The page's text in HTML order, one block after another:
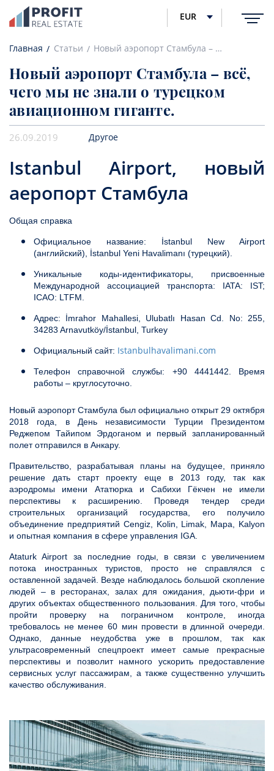
EUR
Главная Статьи Новый аэропорт Стамбула – всё, чего мы не знали о турецком авиационном гиганте.
Новый аэропорт Стамбула – всё,
чего мы не знали о турецком
авиационном гиганте.
26.09.2019 Другое
Istanbul Airport, новый
аеропорт Стамбула
Общая справка
Официальное название: İstanbul New Airport
(английский), İstanbul Yeni Havalimanı (турецкий).
Уникальные коды-идентификаторы, присвоенные
Международной ассоциацией транспорта: IATA: IST;
ICAO: LTFM.
Адрес: İmrahor Mahallesi, Ulubatlı Hasan Cd. No: 255,
34283 Arnavutköy/İstanbul, Turkey
Официальный сайт: Istanbulhavalimani.com
Телефон справочной службы: +90 4441442. Время
работы – круглосуточно.
Новый аэропорт Стамбула был официально открыт 29 октября
2018 года, в День независимости Турции Президентом
Реджепом Тайипом Эрдоганом и первый запланированный
полет отправился в Анкару.
Правительство, разрабатывая планы на будущее, приняло
решение дать старт проекту еще в 2013 году, так как
аэродромы имени Ататюрка и Сабихи Гёкчен не имели
перспективы к расширению. Проведя тендер среди
строительных организаций государства, его получило
объединение предприятий Cengiz, Kolin, Limak, Mapa, Kalyon
и опытная компания в сфере управления IGA.
Ataturk Airport за последние годы, в связи с увеличением
потока иностранных туристов, просто не справлялся с
оставленной задачей. Везде наблюдалось большой скопление
людей – в ресторанах, залах для ожидания, дьюти-фри и
других объектах общественного пользования. Для того, чтобы
пройти проверку на пограничном контроле, иногда
требовалось не менее 60 мин провести в длинной очереди.
Однако, данные неудобства уже в прошлом, так как
ультрасовременный спецпроект имеет самые прекрасные
перспективы и позволит намного ускорить предоставление
сервисных услуг пассажирам, а также существенно улучшить
качество обслуживания.